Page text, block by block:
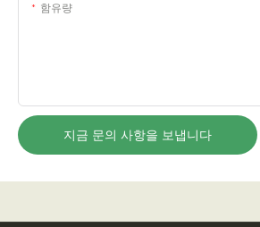
함유량
지금 문의 사항을 보냅니다